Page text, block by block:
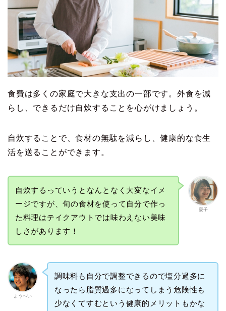
食費は多くの家庭で大きな支出の一部です。外食を減
らし、できるだけ自炊することを心がけましょう。
自炊することで、食材の無駄を減らし、健康的な食生
活を送ることができます。
愛子
自炊するっていうとなんとなく大変なイメ
ージですが、旬の食材を使って自分で作っ
た料理はテイクアウトでは味わえない美味
しさがあります！
ようへい
調味料も自分で調整できるので塩分過多に
なったら脂質過多になってしまう危険性も
少なくてすむという健康的メリットもかな